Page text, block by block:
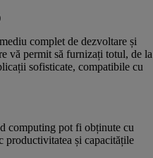
complet de dezvoltare și
vă permit să furnizați totul, de la
sofisticate, compatibile cu
computing pot fi obținute cu
productivitatea și capacitățile